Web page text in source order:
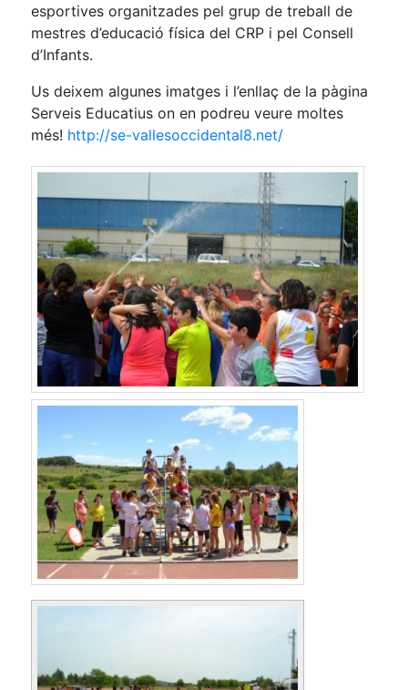
esportives organitzades pel grup de treball de
mestres d’educació física del CRP i pel Consell
d’Infants.
Us deixem algunes imatges i l’enllaç de la pàgina
Serveis Educatius on en podreu veure moltes
més! http://se-vallesoccidental8.net/